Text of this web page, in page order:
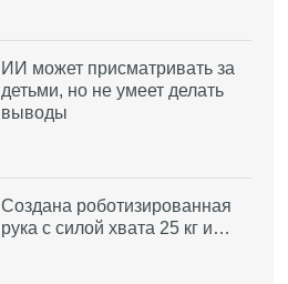
ИИ может присматривать за
детьми, но не умеет делать
выводы
Создана роботизированная
рука с силой хвата 25 кг и…